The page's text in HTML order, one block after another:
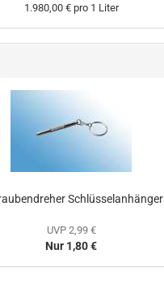
1.980,00 € pro 1 Liter
Schlüsselanhänger
UVP 2,99 €
Nur 1,80 €